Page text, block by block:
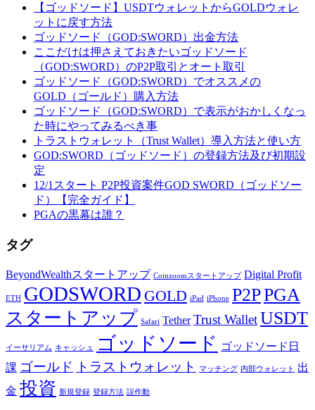
【ゴッドソード】USDTウォレットからGOLDウォレ
ットに戻す方法
ゴッドソード（GOD:SWORD）出金方法
ここだけは押さえておきたいゴッドソード
（GOD:SWORD）のP2P取引とオート取引
ゴッドソード（GOD:SWORD）でオススメの
GOLD（ゴールド）購入方法
ゴッドソード（GOD:SWORD）で表示がおかしくなっ
た時にやってみるべき事
トラストウォレット（Trust Wallet）導入方法と使い方
GOD:SWORD（ゴッドソード）の登録方法及び初期設
定
12/1スタート P2P投資案件GOD SWORD（ゴッドソー
ド）【完全ガイド】
PGAの黒幕は誰？
タグ
BeyondWealthスタートアップ Coinzoomスタートアップ Digital Profit
ETH GODSWORD GOLD iPad iPhone P2PPGA
スタートアップ Safari Tether Trust WalletUSDT
イーサリアム キャッシュ ゴッドソード ゴッドソード日
課 ゴールド トラストウォレット マッチング 内部ウォレット
出
金 投資 新規登録 登録方法 誤作動